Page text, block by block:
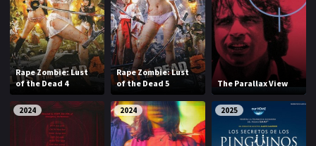
Rape Zombie: Lust
of the Dead 4
Rape Zombie: Lust
of the Dead 5
The Parallax View
2024 2024 2025